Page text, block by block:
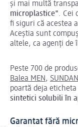
și mai multă
microplastice". Cei
fi siguri că acestea
Aceștia sunt
altele, ca agenți de
Peste 700 de
Balea MEN,
poartă deja eticheta
sintetici solubili în
Garantat fără